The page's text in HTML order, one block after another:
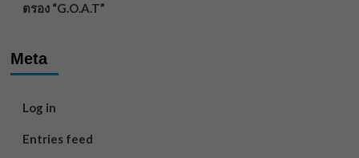
ตรอง “G.O.A.T”
Meta
Log in
Entries feed